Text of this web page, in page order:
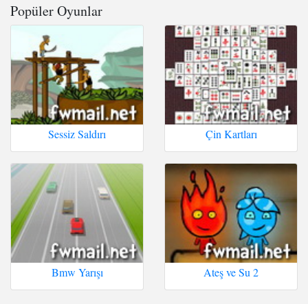
Popüler Oyunlar
Sessiz Saldırı Çin Kartları
Bmw Yarışı Ateş ve Su 2